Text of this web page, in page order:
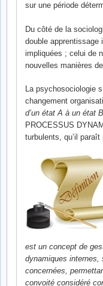
sur une période
Du côté de la
double apprentissage
impliquées ; celui de
nouvelles manières
La psychosociologie
changement
d’un état A à un état B
PROCESSUS
turbulents, qu’il paraît
est un concept de
dynamiques internes,
concernées,
convoité considéré